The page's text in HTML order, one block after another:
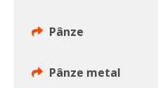
Pânze
Pânze metal